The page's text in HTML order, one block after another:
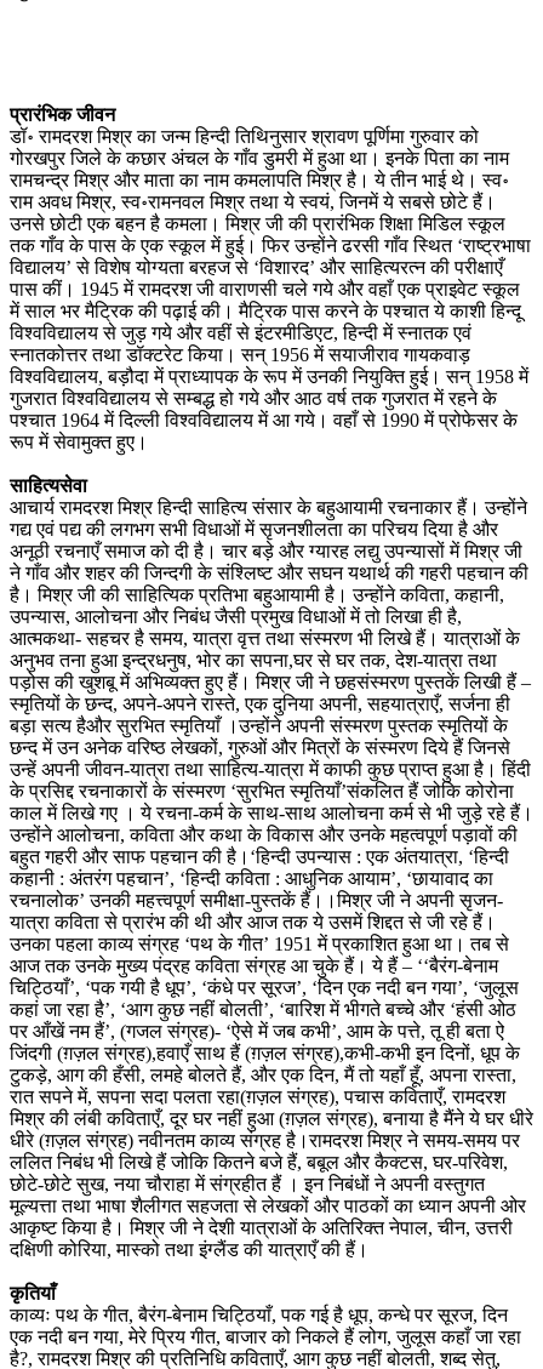
प्रारंभिक जीवन
डॉ॰ रामदरश मिश्र का जन्म हिन्दी तिथिनुसार श्रावण पूर्णिमा गुरुवार को
गोरखपुर जिले के कछार अंचल के गाँव डुमरी में हुआ था। इनके पिता का नाम
रामचन्द्र मिश्र और माता का नाम कमलापति मिश्र है। ये तीन भाई थे। स्व॰
राम अवध मिश्र, स्व॰रामनवल मिश्र तथा ये स्वयं, जिनमें ये सबसे छोटे हैं।
उनसे छोटी एक बहन है कमला। मिश्र जी की प्रारंभिक शिक्षा मिडिल स्कूल
तक गाँव के पास के एक स्कूल में हुई। फिर उन्होंने ढरसी गाँव स्थित ‘राष्ट्रभाषा
विद्यालय’ से विशेष योग्यता बरहज से ‘विशारद’ और साहित्यरत्न की परीक्षाएँ
पास कीं। 1945 में रामदरश जी वाराणसी चले गये और वहाँ एक प्राइवेट स्कूल
में साल भर मैट्रिक की पढ़ाई की। मैट्रिक पास करने के पश्चात ये काशी हिन्दू
विश्वविद्यालय से जुड़ गये और वहीं से इंटरमीडिएट, हिन्दी में स्नातक एवं
स्नातकोत्तर तथा डॉक्टरेट किया। सन् 1956 में सयाजीराव गायकवाड़
विश्वविद्यालय, बड़ौदा में प्राध्यापक के रूप में उनकी नियुक्ति हुई। सन् 1958 में
गुजरात विश्वविद्यालय से सम्बद्ध हो गये और आठ वर्ष तक गुजरात में रहने के
पश्चात 1964 में दिल्ली विश्वविद्यालय में आ गये। वहाँ से 1990 में प्रोफेसर के
रूप में सेवामुक्त हुए।
साहित्यसेवा
आचार्य रामदरश मिश्र हिन्दी साहित्य संसार के बहुआयामी रचनाकार हैं। उन्होंने
गद्य एवं पद्य की लगभग सभी विधाओं में सृजनशीलता का परिचय दिया है और
अनूठी रचनाएँ समाज को दी है। चार बड़े और ग्यारह लद्यु उपन्यासों में मिश्र जी
ने गाँव और शहर की जिन्दगी के संश्लिष्ट और सघन यथार्थ की गहरी पहचान की
है। मिश्र जी की साहित्यिक प्रतिभा बहुआयामी है। उन्होंने कविता, कहानी,
उपन्यास, आलोचना और निबंध जैसी प्रमुख विधाओं में तो लिखा ही है,
आत्मकथा- सहचर है समय, यात्रा वृत्त तथा संस्मरण भी लिखे हैं। यात्राओं के
अनुभव तना हुआ इन्द्रधनुष, भोर का सपना,घर से घर तक, देश-यात्रा तथा
पड़ोस की खुशबू में अभिव्यक्त हुए हैं। मिश्र जी ने छहसंस्मरण पुस्तकें लिखी हैं –
स्मृतियों के छन्द, अपने-अपने रास्ते, एक दुनिया अपनी, सहयात्राएँ, सर्जना ही
बड़ा सत्य हैऔर सुरभित स्मृतियाँ ।उन्होंने अपनी संस्मरण पुस्तक स्मृतियों के
छन्द में उन अनेक वरिष्ठ लेखकों, गुरुओं और मित्रों के संस्मरण दिये हैं जिनसे
उन्हें अपनी जीवन-यात्रा तथा साहित्य-यात्रा में काफी कुछ प्राप्त हुआ है। हिंदी
के प्रसिद्द रचनाकारों के संस्मरण ‘सुरभित स्मृतियाँ’संकलित हैं जोकि कोरोना
काल में लिखे गए । ये रचना-कर्म के साथ-साथ आलोचना कर्म से भी जुड़े रहे हैं।
उन्होंने आलोचना, कविता और कथा के विकास और उनके महत्वपूर्ण पड़ावों की
बहुत गहरी और साफ पहचान की है।‘हिन्दी उपन्यास : एक अंतयात्रा, ‘हिन्दी
कहानी : अंतरंग पहचान’, ‘हिन्दी कविता : आधुनिक आयाम’, ‘छायावाद का
रचनालोक’ उनकी महत्त्वपूर्ण समीक्षा-पुस्तकें हैं।।मिश्र जी ने अपनी सृजन-
यात्रा कविता से प्रारंभ की थी और आज तक ये उसमें शिद्दत से जी रहे हैं।
उनका पहला काव्य संग्रह ‘पथ के गीत’ 1951 में प्रकाशित हुआ था। तब से
आज तक उनके मुख्य पंद्रह कविता संग्रह आ चुके हैं। ये हैं – ‘‘बैरंग-बेनाम
चिट्ठियाँ’, ‘पक गयी है धूप’, ‘कंधे पर सूरज’, ‘दिन एक नदी बन गया’, ‘जुलूस
कहां जा रहा है’, ‘आग कुछ नहीं बोलती’, ‘बारिश में भीगते बच्चे और ‘हंसी ओठ
पर आँखें नम हैं’, (गजल संग्रह)- ‘ऐसे में जब कभी’, आम के पत्ते, तू ही बता ऐ
जिंदगी (ग़ज़ल संग्रह),हवाएँ साथ हैं (ग़ज़ल संग्रह),कभी-कभी इन दिनों, धूप के
टुकड़े, आग की हँसी, लमहे बोलते हैं, और एक दिन, मैं तो यहाँ हूँ, अपना रास्ता,
रात सपने में, सपना सदा पलता रहा(ग़ज़ल संग्रह), पचास कविताएँ, रामदरश
मिश्र की लंबी कविताएँ, दूर घर नहीं हुआ (ग़ज़ल संग्रह), बनाया है मैंने ये घर धीरे
धीरे (ग़ज़ल संग्रह) नवीनतम काव्य संग्रह है।रामदरश मिश्र ने समय-समय पर
ललित निबंध भी लिखे हैं जोकि कितने बजे हैं, बबूल और कैक्टस, घर-परिवेश,
छोटे-छोटे सुख, नया चौराहा में संग्रहीत हैं । इन निबंधों ने अपनी वस्तुगत
मूल्यत्ता तथा भाषा शैलीगत सहजता से लेखकों और पाठकों का ध्यान अपनी ओर
आकृष्ट किया है। मिश्र जी ने देशी यात्राओं के अतिरिक्त नेपाल, चीन, उत्तरी
दक्षिणी कोरिया, मास्को तथा इंग्लैंड की यात्राएँ की हैं।
कृतियाँ
काव्यः पथ के गीत, बैरंग-बेनाम चिट्ठियाँ, पक गई है धूप, कन्धे पर सूरज, दिन
एक नदी बन गया, मेरे प्रिय गीत, बाजार को निकले हैं लोग, जुलूस कहाँ जा रहा
है?, रामदरश मिश्र की प्रतिनिधि कविताएँ, आग कुछ नहीं बोलती, शब्द सेतु,